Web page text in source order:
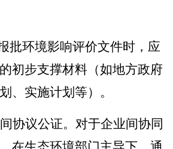
批环境影响评价文件时，应
初步支撑材料（如地方政府
、实施计划等）。
协议公证。 对于企业间协同